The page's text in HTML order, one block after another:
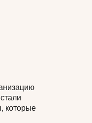
которые